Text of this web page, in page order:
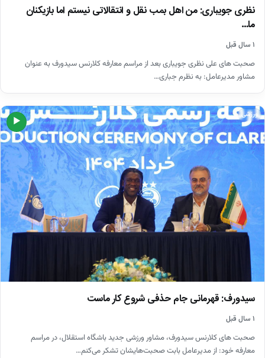
نظری جویباری: من اهل بمب نقل و انتقالاتی نیستم اما بازیکنان
ما…
۱ سال قبل
صحبت های علی نظری جویباری بعد از مراسم معارفه کلارنس سیدورف به عنوان
مشاور مدیرعامل: به نظرم جباری…
▶
ورزشی
سیدورف: قهرمانی جام حذفی شروع کار ماست
۱ سال قبل
صحبت های کلارنس سیدورف، مشاور ورزشی جدید باشگاه استقلال، در مراسم
معارفه خود: از مدیرعامل بابت صحبت‌هایشان تشکر می‌کنم…